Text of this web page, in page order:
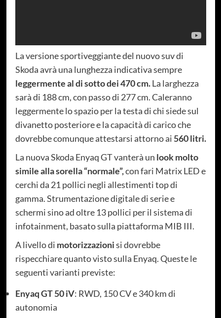
La versione sportiveggiante del nuovo suv di
Skoda avrà una lunghezza indicativa sempre
leggermente al di sotto dei 470 cm.La larghezza
sarà di 188 cm, con passo di 277 cm. Caleranno
leggermente lo spazio per la testa di chi siede sul
divanetto posteriore e la capacità di carico che
dovrebbe comunque attestarsi attorno ai 560 litri.
La nuova Skoda Enyaq GT vanterà un look molto
simile alla sorella “normale”,con fari Matrix LED e
cerchi da 21 pollici negli allestimenti top di
gamma. Strumentazione digitale di serie e
schermi sino ad oltre 13 pollici per il sistema di
infotainment, basato sulla piattaforma MIB III.
A livello di motorizzazionisi dovrebbe
rispecchiare quanto visto sulla Enyaq. Queste le
seguenti varianti previste:
Enyaq GT 50 iV: RWD, 150 CV e 340 km di
autonomia